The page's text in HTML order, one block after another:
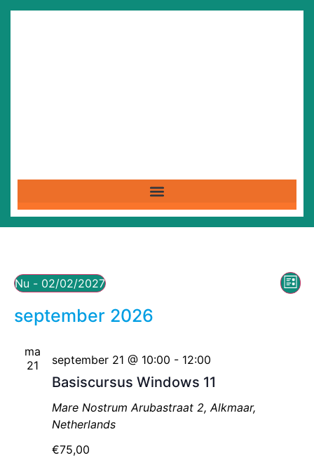
Lijst
Nu - 02/02/2027
Selecteer
datum.
september 2026
ma
21
Basiscursus Windows 11
september 21 @ 10:00 - 12:00
Mare NostrumArubastraat 2, Alkmaar,
Netherlands
€75,00